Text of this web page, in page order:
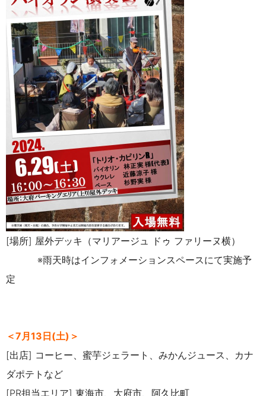
[場所] 屋外デッキ（マリアージュ ドゥ ファリーヌ横）
※雨天時はインフォメーションスペースにて実施予
定
＜7月13日(土)＞
[出店] コーヒー、蜜芋ジェラート、みかんジュース、カナ
ダポテトなど
[PR担当エリア] 東海市、大府市、阿久比町